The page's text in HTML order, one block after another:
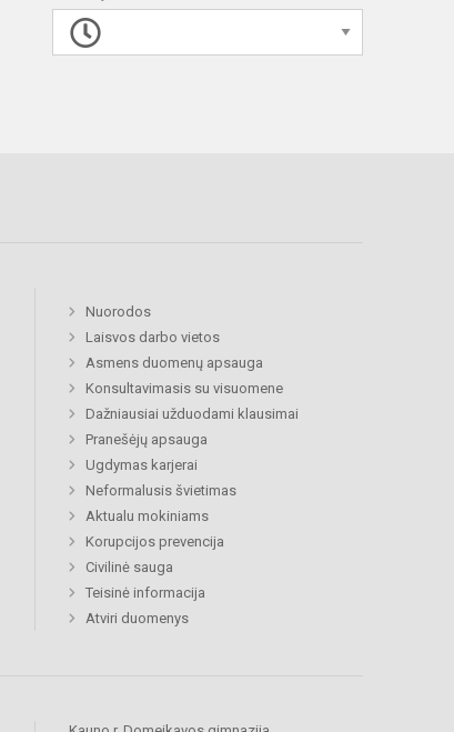
Nuorodos
Laisvos darbo vietos
Asmens duomenų apsauga
Konsultavimasis su visuomene
Dažniausiai užduodami klausimai
Pranešėjų apsauga
Ugdymas karjerai
Neformalusis švietimas
Aktualu mokiniams
Korupcijos prevencija
Civilinė sauga
Teisinė informacija
Atviri duomenys